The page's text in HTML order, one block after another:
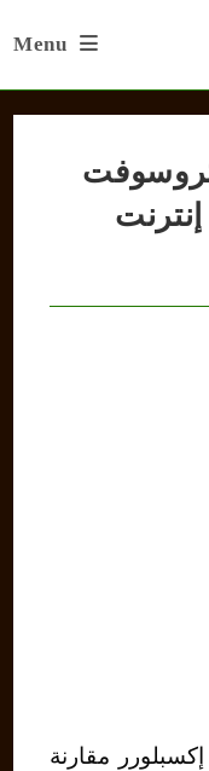
Menu
من إنترنت
مقارنة